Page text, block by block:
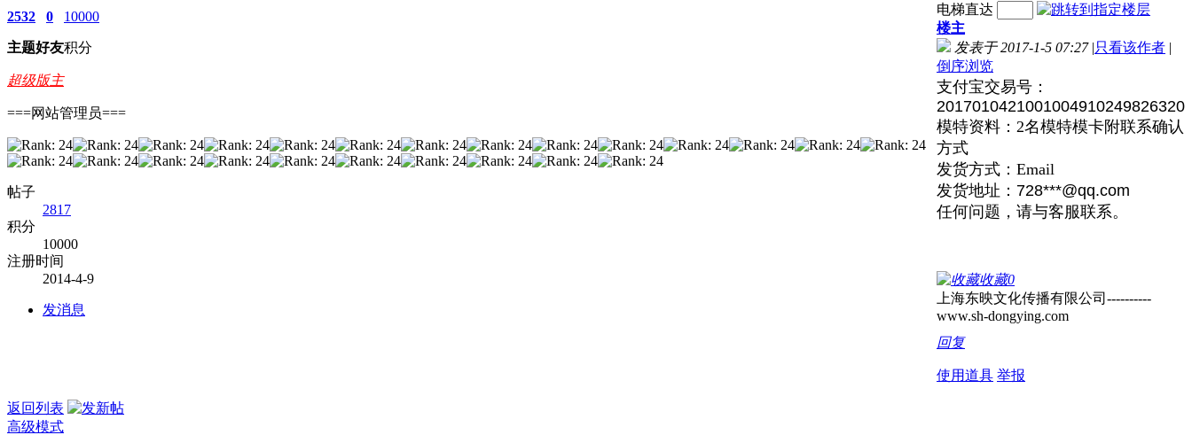
2532
主题
0
好友
10000
积分
超级版主
===网站管理员===
帖子
2817
积分
10000
注册时间
2014-4-9
发消息
电梯直达
楼主
发表于 2017-1-5 07:27 |只看该作者 |
倒序浏览
支付宝交易号：
2017010421001004910249826320
模特资料：2名模特模卡附联系确认
方式
发货方式：Email
发货地址： 728***@qq.com
任何问题，请与客服联系。
收藏0
上海东映文化传播有限公司----------
www.sh-dongying.com
回复
使用道具 举报
返回列表
高级模式